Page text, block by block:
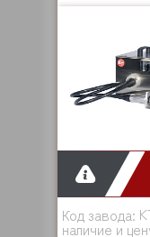
Код завода:
наличие и